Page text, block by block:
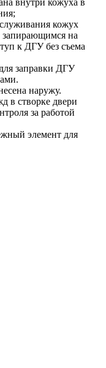
внутри кожуха в
кожух
запирающимся на
к ДГУ без съема
заправки ДГУ
наружу.
в створке двери
за работой
элемент для